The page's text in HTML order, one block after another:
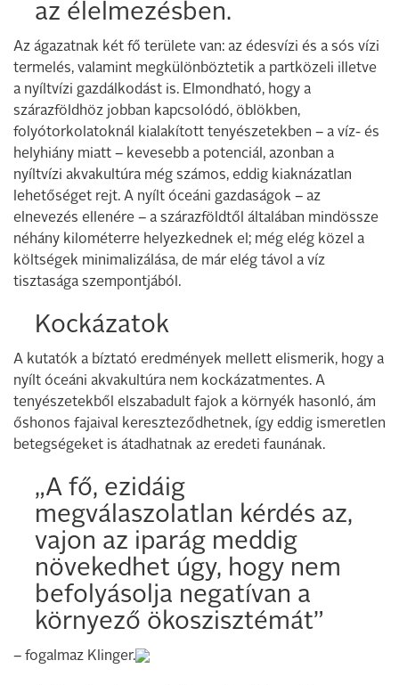
az élelmezésben.
Az ágazatnak két fő területe van: az édesvízi és a sós vízi
termelés, valamint megkülönböztetik a partközeli illetve
a nyíltvízi gazdálkodást is. Elmondható, hogy a
szárazföldhöz jobban kapcsolódó, öblökben,
folyótorkolatoknál kialakított tenyészetekben – a víz- és
helyhiány miatt – kevesebb a potenciál, azonban a
nyíltvízi akvakultúra még számos, eddig kiaknázatlan
lehetőséget rejt. A nyílt óceáni gazdaságok – az
elnevezés ellenére – a szárazföldtől általában mindössze
néhány kilométerre helyezkednek el; még elég közel a
költségek minimalizálása, de már elég távol a víz
tisztasága szempontjából.
Kockázatok
A kutatók a bíztató eredmények mellett elismerik, hogy a
nyílt óceáni akvakultúra nem kockázatmentes. A
tenyészetekből elszabadult fajok a környék hasonló, ám
őshonos fajaival kereszteződhetnek, így eddig ismeretlen
betegségeket is átadhatnak az eredeti faunának.
„A fő, ezidáig
megválaszolatlan kérdés az,
vajon az iparág meddig
növekedhet úgy, hogy nem
befolyásolja negatívan a
környező ökoszisztémát”
– fogalmaz Klinger.